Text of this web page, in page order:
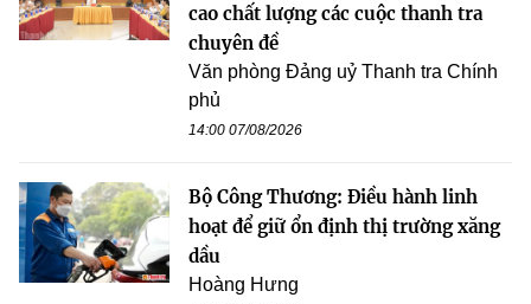
cao chất lượng các cuộc thanh tra
chuyên đề
Văn phòng Đảng uỷ Thanh tra Chính
phủ
14:00 07/08/2026
Bộ Công Thương: Điều hành linh
hoạt để giữ ổn định thị trường xăng
dầu
Hoàng Hưng